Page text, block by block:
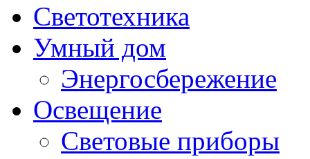
Светотехника
Умный дом
Энергосбережение
Освещение
Световые приборы